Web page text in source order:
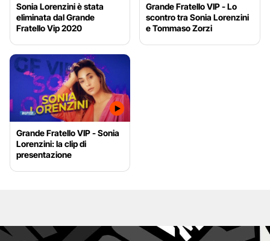
Sonia Lorenzini è stata
eliminata dal Grande
Fratello Vip 2020
Grande Fratello VIP - Lo
scontro tra Sonia Lorenzini
e Tommaso Zorzi
Grande Fratello VIP - Sonia
Lorenzini: la clip di
presentazione